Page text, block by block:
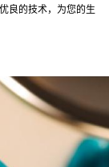
良的技术，为您的生